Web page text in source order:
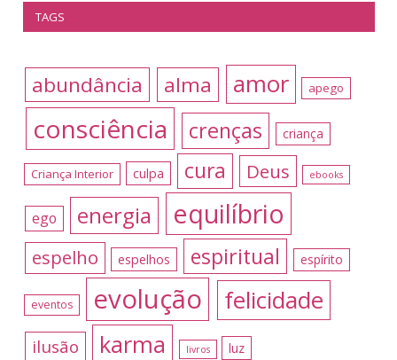
TAGS
abundância alma amor apego
consciência crenças criança
Criança Interior culpa cura Deus ebooks
ego energia equilíbrio
espelho espelhos espiritual espírito
eventos evolução felicidade
ilusão karma livros luz